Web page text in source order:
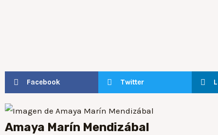
Facebook Twitter
Amaya Marín Mendizábal